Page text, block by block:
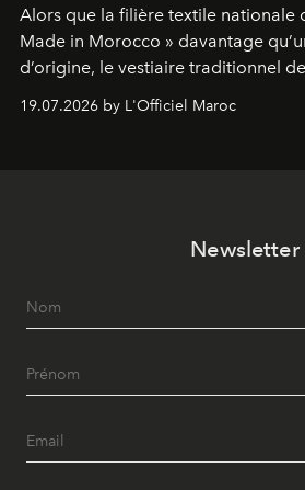
Alors que la filière textile nationale
Made in Morocco » davantage
d’origine, le vestiaire traditionnel
révise les proportions et les usages
19.07.2026 by L'Officiel Maroc
Newsletter